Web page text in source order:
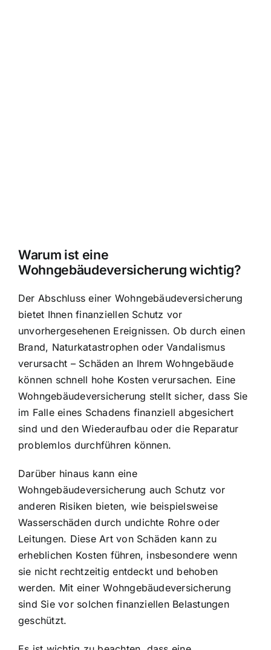
Warum ist eine
Wohngebäudeversicherung wichtig?
Der Abschluss einer Wohngebäudeversicherung
bietet Ihnenfinanziellen Schutz vor
unvorhergesehenen Ereignissen. Ob durch einen
Brand, Naturkatastrophen oder Vandalismus
verursacht – Schäden an Ihrem Wohngebäude
können schnell hohe Kosten verursachen. Eine
Wohngebäudeversicherung stellt sicher, dass Sie
im Falle eines Schadens finanziell abgesichert
sind und den Wiederaufbau oder die Reparatur
problemlos durchführen können.
Darüber hinaus kann eine
Wohngebäudeversicherung auch Schutz vor
anderen Risiken bieten, wie beispielsweise
Wasserschäden durch undichte Rohre oder
Leitungen. Diese Art von Schäden kann zu
erheblichen Kosten führen, insbesondere wenn
sie nicht rechtzeitig entdeckt und behoben
werden. Mit einer Wohngebäudeversicherung
sind Sie vor solchen finanziellen Belastungen
geschützt.